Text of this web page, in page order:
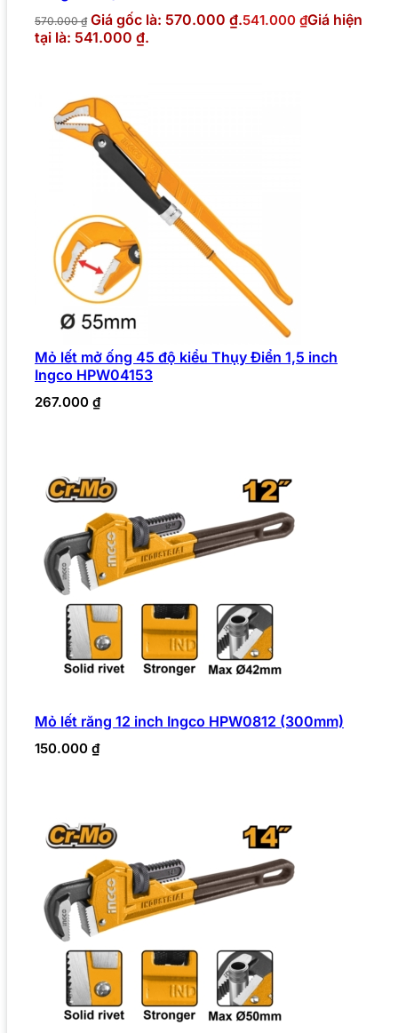
570.000₫ Giá gốc là: 570.000 ₫.541.000 ₫Giá hiện
tại là: 541.000 ₫.
Mỏ lết mở ống 45 độ kiểu Thụy Điển 1,5 inch
Ingco HPW04153
267.000 ₫
Mỏ lết răng 12 inch Ingco HPW0812 (300mm)
150.000 ₫